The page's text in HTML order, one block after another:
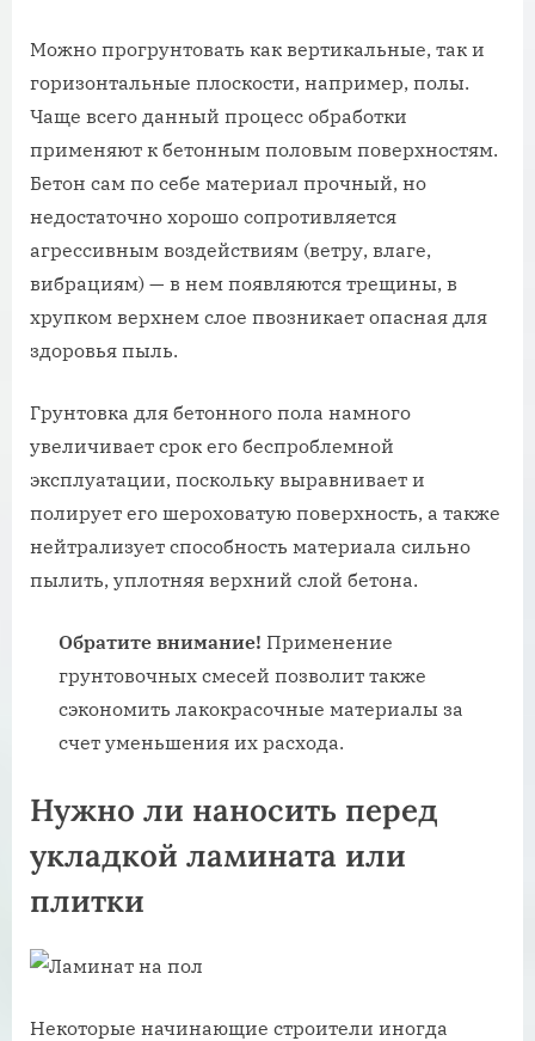
Можно прогрунтовать как вертикальные, так и
горизонтальные плоскости, например, полы.
Чаще всего данный процесс обработки
применяют к бетонным половым поверхностям.
Бетон сам по себе материал прочный, но
недостаточно хорошо сопротивляется
агрессивным воздействиям (ветру, влаге,
вибрациям) — в нем появляются трещины, в
хрупком верхнем слое пвозникает опасная для
здоровья пыль.
Грунтовка для бетонного пола намного
увеличивает срок его беспроблемной
эксплуатации, поскольку выравнивает и
полирует его шероховатую поверхность, а также
нейтрализует способность материала сильно
пылить, уплотняя верхний слой бетона.
Обратите внимание! Применение
грунтовочных смесей позволит также
сэкономить лакокрасочные материалы за
счет уменьшения их расхода.
Нужно ли наносить перед
укладкой ламината или
плитки
Некоторые начинающие строители иногда